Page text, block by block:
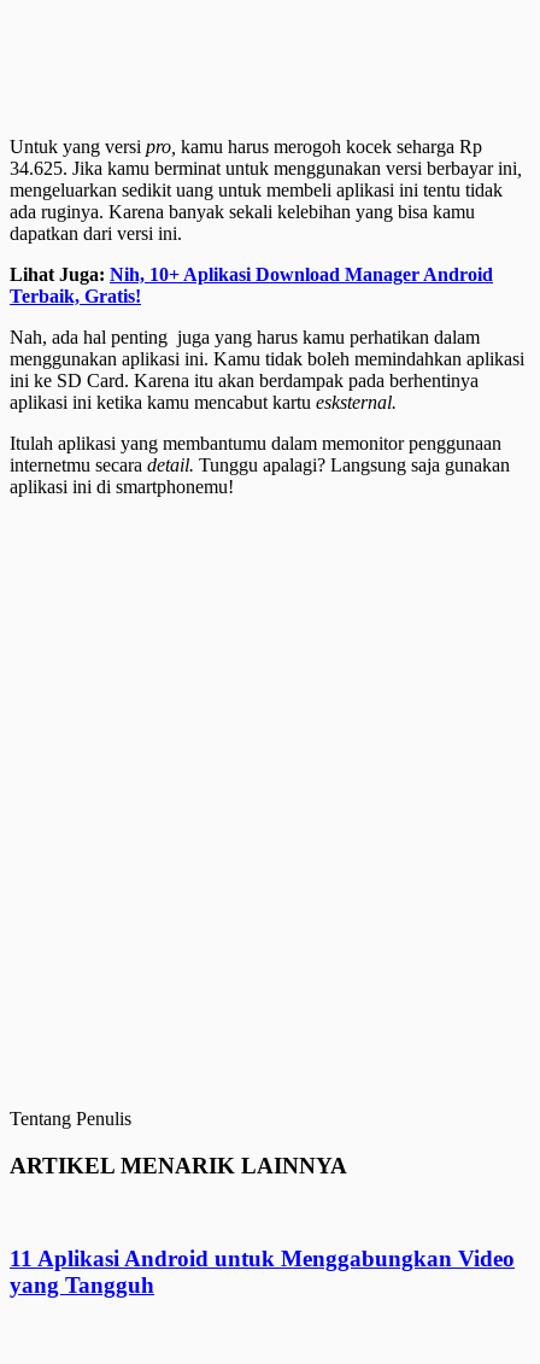
Untuk yang versi pro, kamu harus merogoh kocek seharga Rp
34.625. Jika kamu berminat untuk menggunakan versi berbayar ini
mengeluarkan sedikit uang untuk membeli aplikasi ini tentu tidak
ada ruginya. Karena banyak sekali kelebihan yang bisa kamu
dapatkan dari versi ini.
Lihat Juga: Nih, 10+ Aplikasi Download Manager Android
Terbaik, Gratis!
Nah, ada hal penting juga yang harus kamu perhatikan dalam
menggunakan aplikasi ini. Kamu tidak boleh memindahkan aplikasi
ini ke SD Card. Karena itu akan berdampak pada berhentinya
aplikasi ini ketika kamu mencabut kartu esksternal.
Itulah aplikasi yang membantumu dalam memonitor penggunaan
internetmu secara detail. Tunggu apalagi? Langsung saja gunakan
aplikasi ini di smartphonemu!
Tentang Penulis
ARTIKEL MENARIK LAINNYA
11 Aplikasi Android untuk Menggabungkan Video
yang Tangguh